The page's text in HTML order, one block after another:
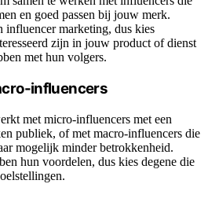
en goed passen bij jouw merk.
influencer marketing, dus kies
zijn in jouw product of dienst
met hun volgers.
influencers
met micro-influencers met een
publiek, of met macro-influencers die
mogelijk minder betrokkenheid.
hun voordelen, dus kies degene die